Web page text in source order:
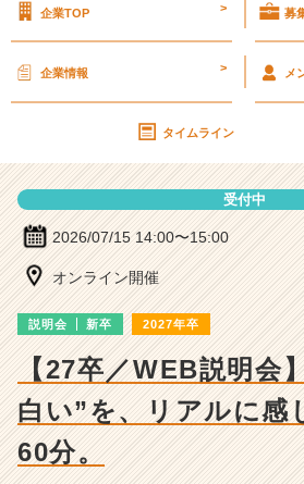
ー
説
明
ベ
ャ
ー・
成
長
企
業
企業TOP > 募
企業情報 > メ
タイムライン
受付中
2026/07/15 14:00〜15:00
オンライン開催
説明会 新卒 2027年卒
【27卒／WEB説明会
白い”を、リアルに感
60分。